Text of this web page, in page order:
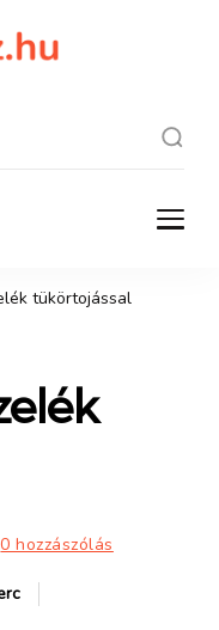
ami finom lesz.
tükörtojással
0 hozzászólás